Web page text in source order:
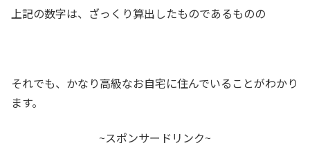
上記の数字は、ざっくり算出したものであるものの
それでも、かなり高級なお自宅に住んでいることがわかり
ます。
~スポンサードリンク~